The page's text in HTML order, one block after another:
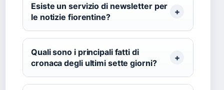
Esiste un servizio di newsletter per
le notizie fiorentine?
Quali sono i principali fatti di
cronaca degli ultimi sette giorni?